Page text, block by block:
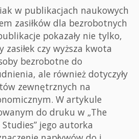
w publikacjach naukowych
zasiłków dla bezrobotnych
pokazały nie tylko,
zasiłek czy wyższa kwota
bezrobotne do
ale również dotyczyły
zewnętrznych na
W artykule
do druku w „The
jego autorka